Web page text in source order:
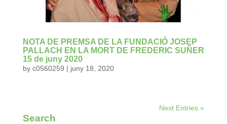
NOTA DE PREMSA DE LA FUNDACIÓ JOSEP
PALLACH EN LA MORT DE FREDERIC SUÑER
15 de juny 2020
by c0560259 | juny 18, 2020
Next Entries »
Search